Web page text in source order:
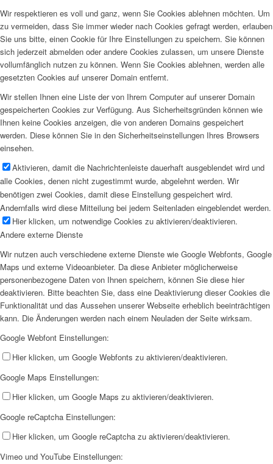
Wir respektieren es voll und ganz, wenn Sie Cookies ablehnen möchten. Um
zu vermeiden, dass Sie immer wieder nach Cookies gefragt werden, erlauben
Sie uns bitte, einen Cookie für Ihre Einstellungen zu speichern. Sie können
sich jederzeit abmelden oder andere Cookies zulassen, um unsere Dienste
vollumfänglich nutzen zu können. Wenn Sie Cookies ablehnen, werden alle
gesetzten Cookies auf unserer Domain entfernt.
Wir stellen Ihnen eine Liste der von Ihrem Computer auf unserer Domain
gespeicherten Cookies zur Verfügung. Aus Sicherheitsgründen können wie
Ihnen keine Cookies anzeigen, die von anderen Domains gespeichert
werden. Diese können Sie in den Sicherheitseinstellungen Ihres Browsers
einsehen.
Aktivieren, damit die Nachrichtenleiste dauerhaft ausgeblendet wird und
alle Cookies, denen nicht zugestimmt wurde, abgelehnt werden. Wir
benötigen zwei Cookies, damit diese Einstellung gespeichert wird.
Andernfalls wird diese Mitteilung bei jedem Seitenladen eingeblendet werden.
Hier klicken, um notwendige Cookies zu aktivieren/deaktivieren.
Andere externe Dienste
Wir nutzen auch verschiedene externe Dienste wie Google Webfonts, Google
Maps und externe Videoanbieter. Da diese Anbieter möglicherweise
personenbezogene Daten von Ihnen speichern, können Sie diese hier
deaktivieren. Bitte beachten Sie, dass eine Deaktivierung dieser Cookies die
Funktionalität und das Aussehen unserer Webseite erheblich beeinträchtigen
kann. Die Änderungen werden nach einem Neuladen der Seite wirksam.
Google Webfont Einstellungen:
Hier klicken, um Google Webfonts zu aktivieren/deaktivieren.
Google Maps Einstellungen:
Hier klicken, um Google Maps zu aktivieren/deaktivieren.
Google reCaptcha Einstellungen:
Hier klicken, um Google reCaptcha zu aktivieren/deaktivieren.
Vimeo und YouTube Einstellungen: